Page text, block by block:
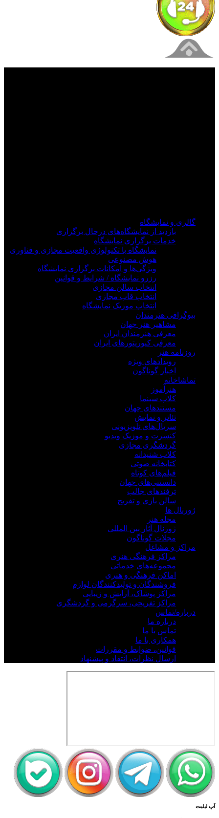
گالری و نمایشگاه
بازدید از نمایشگاه‌های درحال برگزاری
خدمات برگزاری نمایشگاه
نمایشگاه با تکنولوژی واقعیت مجازی و فناوری
هوش مصنوعی
ویژگی‌ها و امکانات برگزاری نمایشگاه
رزرو نمایشگاه / شرایط و قوانین
انتخاب سالن مجازی
انتخاب قاب مجازی
انتخاب موزیک نمایشگاه
بیوگرافی هنرمندان
مشاهیر هنر جهان
معرفی هنرمندان ایران
معرفی کیوریتورهای ایران
روزنامه هنر
رویدادهای ویژه
اخبار گوناگون
تماشاخانه
هنرآموز
کلاب سینما
مستندهای جهان
تئاتر و نمایش
سریال‌های تلویزیونی
کنسرت و موزیک ویدیو
گردشگری مجازی
کلاب شنیدانه
کتابخانه صوتی
فیلم‌های کوتاه
دانستنی‌های جهان
ترفندهای جالب
سالن بازی و تفریح
ژورنال ها
مجله هنر
ژورنال آثار بین المللی
مجلات گوناگون
مراکز و مشاغل
مراکز فرهنگی هنری
مجموعه‌های خدماتی
اماکن فرهنگی و هنری
فروشندگان و تولیدکنندگان لوازم
مراکز پوشاک، آرایش و زیبایی
مراکز تفریحی، سرگرمی و گردشگری
درباره/تماس
درباره ما
تماس با ما
همکاری با ما
قوانین، ضوابط و مقررات
ارسال نظرات، انتقاد و پیشنهاد
اَپ لیلیت